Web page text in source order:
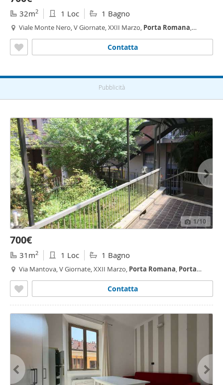
32m2 1 Loc 1 Bagno
Viale Monte Nero, V Giornate, XXII Marzo, Porta Romana,
Contatta
Pubblicità
1/10
700€
31m2 1 Loc 1 Bagno
Via Mantova, V Giornate, XXII Marzo, Porta Romana, Porta
Contatta